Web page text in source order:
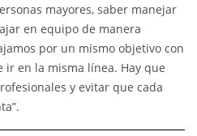
mayores, saber manejar
en equipo de manera
por un mismo objetivo con
ir en la misma línea. Hay que
y evitar que cada